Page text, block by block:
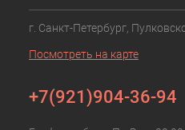
г. Санкт-Петербург,
Посмотреть на карте
+7(921)904-36-94